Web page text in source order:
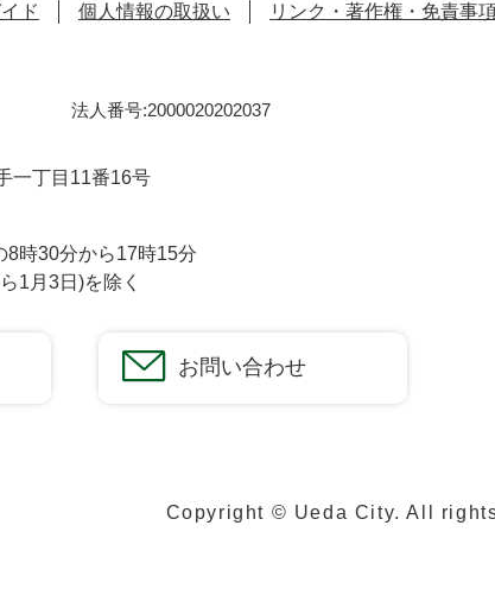
ド 個人情報の取扱い リンク・著作権・免責事
法人番号:2000020202037
一丁目11番16号
8時30分から17時15分
1月3日)を除く
お問い合わせ
Copyright © Ueda City. All